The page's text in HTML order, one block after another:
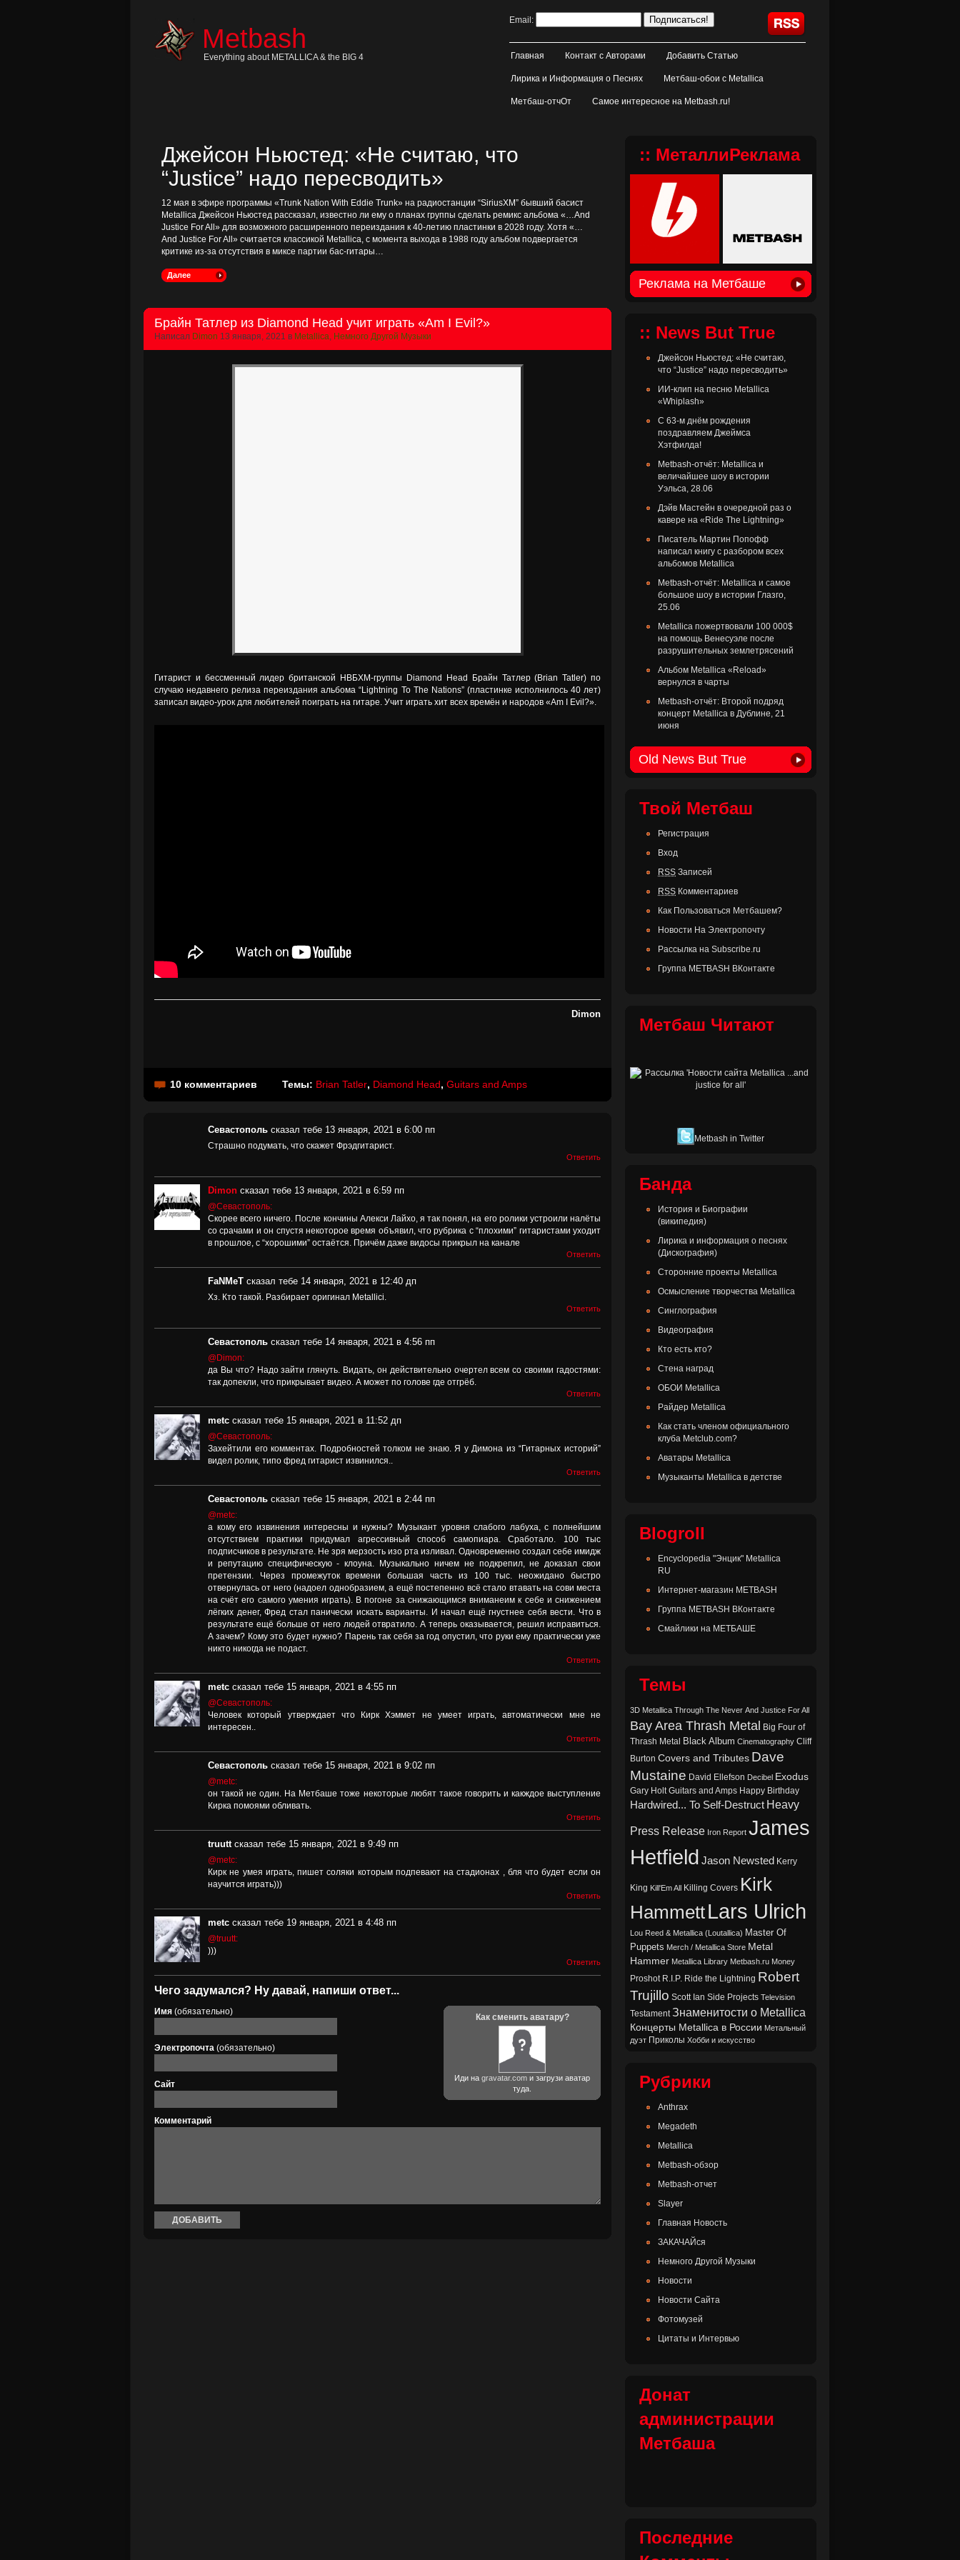
Metbash
Everything about METALLICA & the BIG 4
Email:
Главная Контакт с Авторами Добавить Статью
Лирика и Информация о Песнях Метбаш-обои с Metallica
Метбаш-отчОт Самое интересное на Metbash.ru!
Джейсон Ньюстед: «Не считаю, что
“Justice” надо пересводить»
12 мая в эфире программы «Trunk Nation With Eddie Trunk» на радиостанции “SiriusXM” бывший басист
Metallica Джейсон Ньюстед рассказал, известно ли ему о планах группы сделать ремикс альбома «…And
Justice For All» для возможного расширенного переиздания к 40-летию пластинки в 2028 году. Хотя «…
And Justice For All» считается классикой Metallica, с момента выхода в 1988 году альбом подвергается
критике из-за отсутствия в миксе партии бас-гитары…
Далее
Брайн Татлер из Diamond Head учит играть «Am I Evil?»
Написал Dimon 13 января, 2021 в Metallica, Немного Другой Музыки
Гитарист и бессменный лидер британской НВБХМ-группы Diamond Head Брайн Татлер (Brian Tatler) по
случаю недавнего релиза переиздания альбома “Lightning To The Nations” (пластинке исполнилось 40 лет)
записал видео-урок для любителей поиграть на гитаре. Учит играть хит всех времён и народов «Am I Evil?».
Dimon
10 комментариев Темы: Brian Tatler, Diamond Head, Guitars and Amps
Севастополь сказал тебе 13 января, 2021 в 6:00 пп
Страшно подумать, что скажет Фрэдгитарист.
Ответить
Dimon сказал тебе 13 января, 2021 в 6:59 пп
@Севастополь:
Скорее всего ничего. После кончины Алекси Лайхо, я так понял, на его ролики устроили налёты
со срачами и он спустя некоторое время объявил, что рубрика с “плохими” гитаристами уходит
в прошлое, с “хорошими” остаётся. Причём даже видосы прикрыл на канале
Ответить
FaNMeT сказал тебе 14 января, 2021 в 12:40 дп
Хз. Кто такой. Разбирает оригинал Metallici.
Ответить
Севастополь сказал тебе 14 января, 2021 в 4:56 пп
@Dimon:
да Вы что? Надо зайти глянуть. Видать, он действительно очертел всем со своими гадостями:
так допекли, что прикрывает видео. А может по голове где отгрёб.
Ответить
metc сказал тебе 15 января, 2021 в 11:52 дп
@Севастополь:
Захейтили его комментах. Подробностей толком не знаю. Я у Димона из “Гитарных историй”
видел ролик, типо фред гитарист извинился..
Ответить
Севастополь сказал тебе 15 января, 2021 в 2:44 пп
@metc:
а кому его извинения интересны и нужны? Музыкант уровня слабого лабуха, с полнейшим
отсутствием практики придумал агрессивный способ самопиара. Сработало. 100 тыс
подписчиков в результате. Не зря мерзость изо рта изливал. Одновременно создал себе имидж
и репутацию специфическую - клоуна. Музыкально ничем не подкрепил, не доказал свои
претензии. Через промежуток времени большая часть из 100 тыс. неожидано быстро
отвернулась от него (надоел однобразием, а ещё постепенно всё стало втавать на сови места
на счёт его самого умения играть). В погоне за снижающимся вниманеим к себе и снижением
лёгких денег, Фред стал панически искать варианты. И начал ещё гнустнее себя вести. Что в
результате ещё больше от него людей отвратило. А теперь оказывается, решил исправиться.
А зачем? Кому это будет нужно? Парень так себя за год опустил, что руки ему практически уже
никто никогда не подаст.
Ответить
metc сказал тебе 15 января, 2021 в 4:55 пп
@Севастополь:
Человек который утверждает что Кирк Хэммет не умеет играть, автоматически мне не
интересен..
Ответить
Севастополь сказал тебе 15 января, 2021 в 9:02 пп
@metc:
он такой не один. На Метбаше тоже некоторые любят такое говорить и какждое выступление
Кирка помоями обливать.
Ответить
truutt сказал тебе 15 января, 2021 в 9:49 пп
@metc:
Кирк не умея играть, пишет соляки которым подпевают на стадионах , бля что будет если он
научится играть)))
Ответить
metc сказал тебе 19 января, 2021 в 4:48 пп
@truutt:
)))
Ответить
Чего задумался? Ну давай, напиши ответ...
Как сменить аватару?
Иди на gravatar.com и загрузи аватар
туда.
Имя (обязательно)
Электропочта (обязательно)
Сайт
Комментарий
:: МеталлиРеклама
Реклама на Метбаше
:: News But True
Джейсон Ньюстед: «Не считаю,
что “Justice” надо пересводить»
ИИ-клип на песню Metallica
«Whiplash»
С 63-м днём рождения
поздравляем Джеймса
Хэтфилда!
Metbash-отчёт: Metallica и
величайшее шоу в истории
Уэльса, 28.06
Дэйв Мастейн в очередной раз о
кавере на «Ride The Lightning»
Писатель Мартин Попофф
написал книгу с разбором всех
альбомов Metallica
Metbash-отчёт: Metallica и самое
большое шоу в истории Глазго,
25.06
Metallica пожертвовали 100 000$
на помощь Венесуэле после
разрушительных землетрясений
Альбом Metallica «Reload»
вернулся в чарты
Metbash-отчёт: Второй подряд
концерт Metallica в Дублине, 21
июня
Old News But True
Твой Метбаш
Регистрация
Вход
RSS Записей
RSS Комментариев
Как Пользоваться Метбашем?
Новости На Электропочту
Рассылка на Subscribe.ru
Группа METBASH ВКонтакте
Метбаш Читают
Metbash in Twitter
Банда
История и Биографии
(википедия)
Лирика и информация о песнях
(Дискография)
Сторонние проекты Metallica
Осмысление творчества Metallica
Синглография
Видеография
Кто есть кто?
Стена наград
ОБОИ Metallica
Райдер Metallica
Как стать членом официального
клуба Metclub.com?
Аватары Metallica
Музыканты Metallica в детстве
Blogroll
Encyclopedia "Энцик" Metallica
RU
Интернет-магазин METBASH
Группа METBASH ВКонтакте
Смайлики на МЕТБАШЕ
Темы
3D Metallica Through The Never And Justice For All
Bay Area Thrash Metal Big Four of
Thrash Metal Black Album Cinematography Cliff
Burton Covers and Tributes Dave
Mustaine David Ellefson Decibel Exodus
Gary Holt Guitars and Amps Happy Birthday
Hardwired... To Self-Destruct Heavy
Press Release Iron Report James
Hetfield Jason Newsted Kerry
King Kill'Em All Killing Covers Kirk
HammettLars Ulrich
Lou Reed & Metallica (Loutallica) Master Of
Puppets Merch / Metallica Store Metal
Hammer Metallica Library Metbash.ru Money
Proshot R.I.P. Ride the Lightning Robert
Trujillo Scott Ian Side Projects Television
Testament Знаменитости о Metallica
Концерты Metallica в России Метальный
дуэт Приколы Хобби и искусство
Рубрики
Anthrax
Megadeth
Metallica
Metbash-обзор
Metbash-отчет
Slayer
Главная Новость
ЗАКАЧАЙся
Немного Другой Музыки
Новости
Новости Сайта
Фотомузей
Цитаты и Интервью
Донат
администрации
Метбаша
Последние